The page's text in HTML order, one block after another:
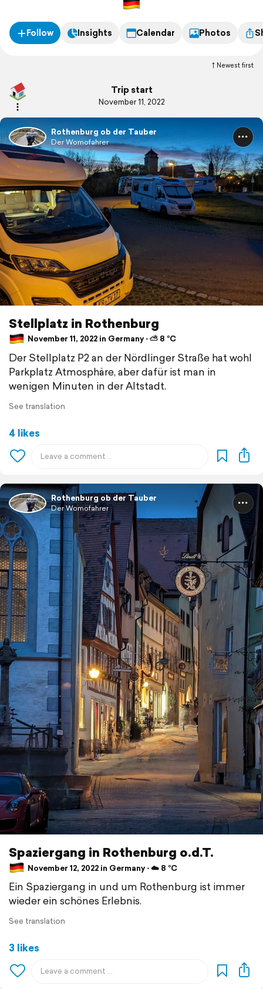
Follow Insights Calendar Photos
Newest first
Trip start
November 11, 2022
Rothenburg ob der Tauber
Der Womofahrer
Stellplatz in Rothenburg
November 11, 2022 in Germany ⋅ ⛅ 8 °C
Der Stellplatz P2 an der Nördlinger Straße hat wohl
Parkplatz Atmosphäre, aber dafür ist man in
wenigen Minuten in der Altstadt.
See translation
4 likes
Rothenburg ob der Tauber
Der Womofahrer
Spaziergang in Rothenburg o.d.T.
November 12, 2022 in Germany ⋅ ☁️ 8 °C
Ein Spaziergang in und um Rothenburg ist immer
wieder ein schönes Erlebnis.
See translation
3 likes